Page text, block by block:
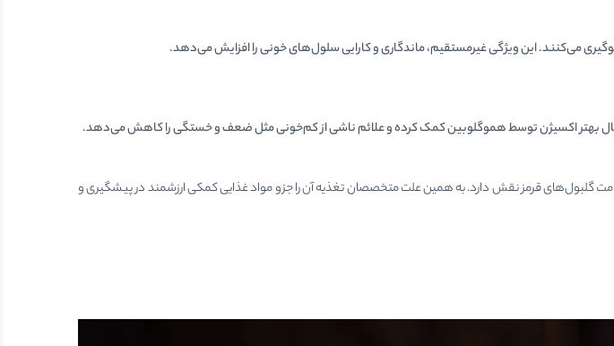
می‌کنند. این ویژگی غیرمستقیم، ماندگاری و کارایی سلول‌های خونی را افزایش می‌دهد.
بهتر اکسیژن توسط هموگلوبین کمک کرده و علائم ناشی از کم‌خونی مثل ضعف و خستگی را کاهش می‌دهد.
گلبول‌های قرمز نقش دارد. به همین علت متخصصان تغذیه آن را جزو مواد غذایی کمکی ارزشمند در پیشگیری و